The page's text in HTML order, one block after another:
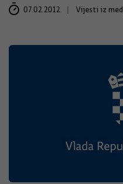
07.02.2012. Vijesti iz